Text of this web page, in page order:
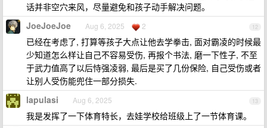
话并非空穴来风，尽量避免和孩子动手解决问题。
12
JoeJoeJoe Aug 6, 2025 2
已经在考虑了, 打算等孩子大点让他去学拳击, 面对霸凌的时候最
少知道怎么样让自己不容易受伤, 再报个书法, 磨一下性子, 不至
于武力值高了以后恃强凌弱, 最后是买了几份保险, 自己受伤或者
让别人受伤能兜住一部分损失.
13
lapulasi Aug 6, 2025
我是发挥了一下体育特长，去娃学校给班级上了一节体育课。